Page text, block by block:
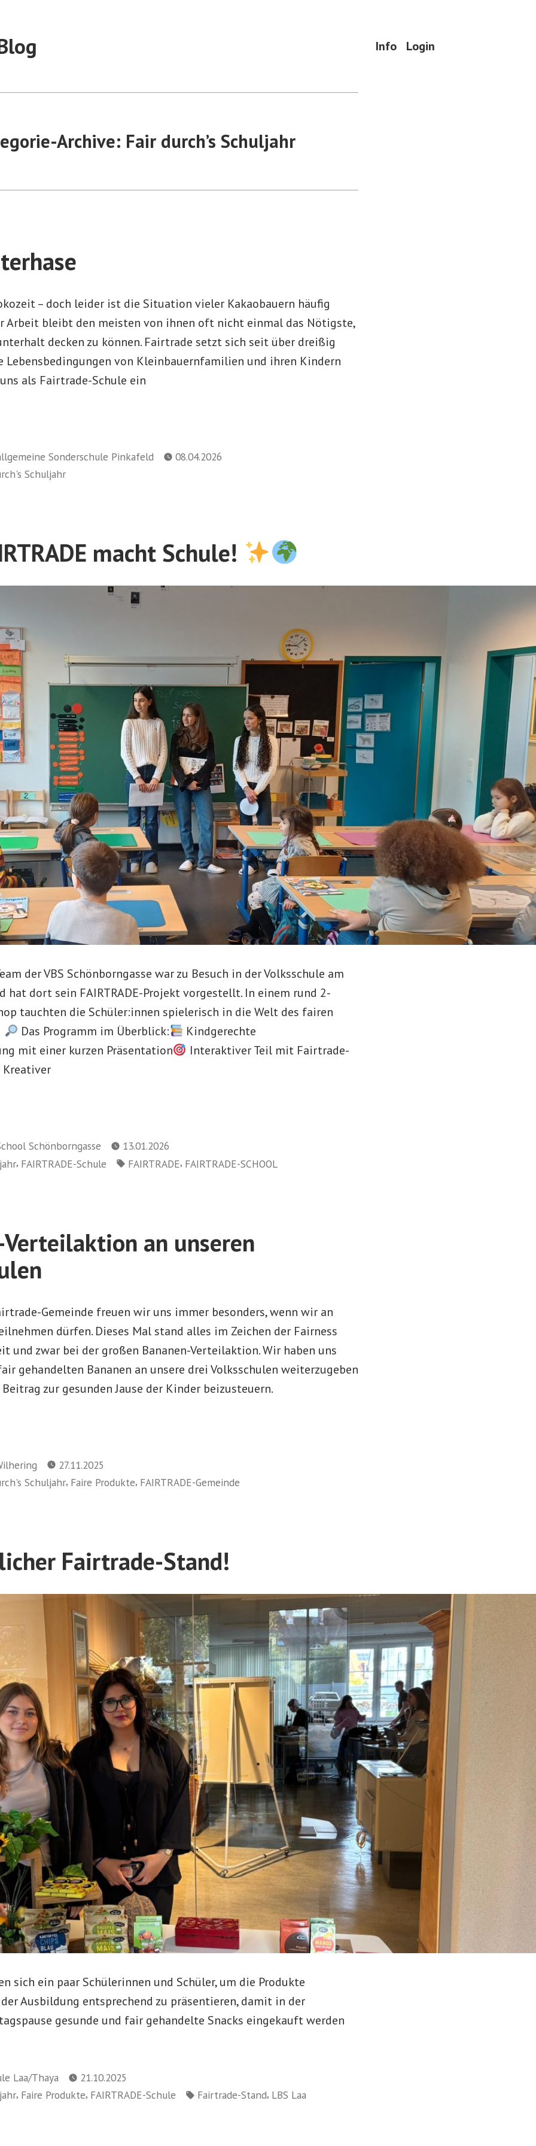
Info Login
Archive: Fair durch’s Schuljahr
– doch leider ist die Situation vieler Kakaobauern häufig
Arbeit bleibt den meisten von ihnen oft nicht einmal das Nötigste,
decken zu können. Fairtrade setzt sich seit über dreißig
Lebensbedingungen von Kleinbauernfamilien und ihren Kindern
als Fairtrade-Schule ein
Sonderschule Pinkafeld
08.04.2026
Schuljahr
macht Schule!
der VBS Schönborngasse war zu Besuch in der Volksschule am
hat dort sein FAIRTRADE-Projekt vorgestellt. In einem rund 2-
tauchten die Schüler:innen spielerisch in die Welt des fairen
Das Programm im Überblick:
Kindgerechte
mit einer kurzen Präsentation
Interaktiver Teil mit Fairtrade-
Kreativer
Schönborngasse
13.01.2026
, FAIRTRADE-Schule Schlagwörter:
FAIRTRADE, FAIRTRADE-SCHOOL
Verteilaktion an unseren
Gemeinde freuen wir uns immer besonders, wenn wir an
dürfen. Dieses Mal stand alles im Zeichen der Fairness
und zwar bei der großen Bananen-Verteilaktion. Wir haben uns
gehandelten Bananen an unsere drei Volksschulen weiterzugeben
zur gesunden Jause der Kinder beizusteuern.
27.11.2025
Schuljahr, Faire Produkte, FAIRTRADE-Gemeinde
Fairtrade-Stand!
sich ein paar Schülerinnen und Schüler, um die Produkte
Ausbildung entsprechend zu präsentieren, damit in der
gesunde und fair gehandelte Snacks eingekauft werden
Laa/Thaya
21.10.2025
, Faire Produkte, FAIRTRADE-Schule Schlagwörter:
Fairtrade-Stand, LBS Laa